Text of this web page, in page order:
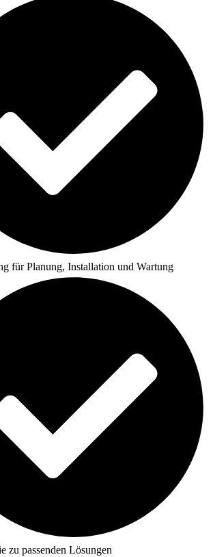
für Planung, Installation und Wartung
zu passenden Lösungen